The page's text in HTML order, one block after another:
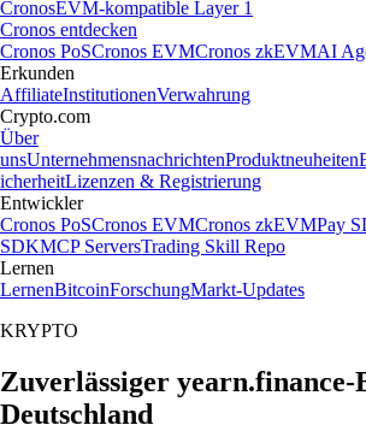
CronosEVM-kompatible Layer 1
Cronos entdecken
Cronos PoSCronos EVMCronos zkEVMAI
Erkunden
AffiliateInstitutionenVerwahrung
Crypto.com
Über
unsUnternehmensnachrichtenProduktneuheiten
icherheitLizenzen & Registrierung
Entwickler
Cronos PoSCronos EVMCronos zkEVMPay
SDKMCP ServersTrading Skill Repo
Lernen
LernenBitcoinForschungMarkt-Updates
KRYPTO
Zuverlässiger
Deutschland